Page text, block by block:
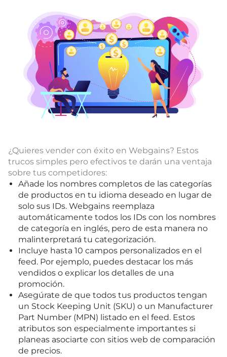
¿Quieres vender con éxito en Webgains? Estos
trucos simples pero efectivos te darán una ventaja
sobre tus competidores:
Añade los nombres completos de las categorías
de productos en tu idioma deseado en lugar de
solo sus IDs. Webgains reemplaza
automáticamente todos los IDs con los nombres
de categoría en inglés, pero de esta manera no
malinterpretará tu categorización.
Incluye hasta 10 campos personalizados en el
feed. Por ejemplo, puedes destacar los más
vendidos o explicar los detalles de una
promoción.
Asegúrate de que todos tus productos tengan
un Stock Keeping Unit (SKU) o un Manufacturer
Part Number (MPN) listado en el feed. Estos
atributos son especialmente importantes si
planeas asociarte con sitios web de comparación
de precios.